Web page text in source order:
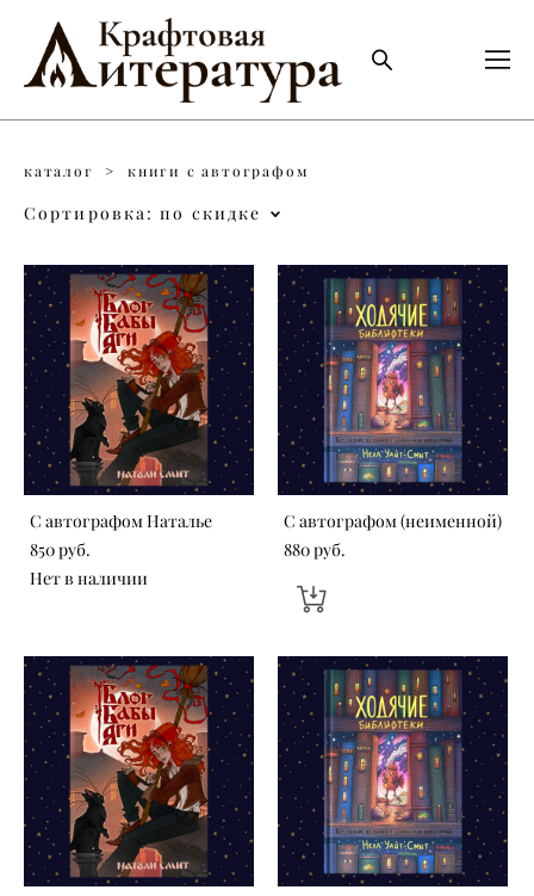
каталог > книги с автографом
Сортировка: по скидке
С автографом Наталье
850 pуб.
Нет в наличии
С автографом (неименной)
880 pуб.